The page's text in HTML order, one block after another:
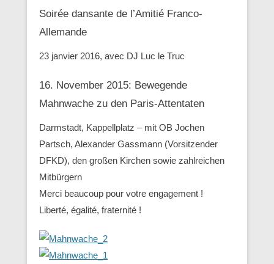
Soirée dansante de l’Amitié Franco-
Allemande
23 janvier 2016, avec DJ Luc le Truc
16. November 2015: Bewegende
Mahnwache zu den ‪Paris-Attentaten
Darmstadt, Kappellplatz – mit OB Jochen
Partsch, Alexander Gassmann (Vorsitzender
‪‎DFKD), den großen Kirchen sowie zahlreichen
Mitbürgern
Merci beaucoup pour votre engagement !
Liberté, égalité, fraternité !